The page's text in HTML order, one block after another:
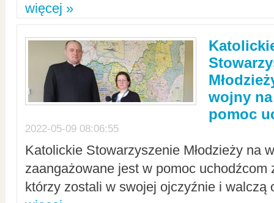
więcej »
wojny
pomoc
2022-05-09 08:06:55
Katolickie Stowarzyszenie Młodzieży na
zaangażowane jest w pomoc uchodźcom
którzy zostali w swojej ojczyźnie i walczą